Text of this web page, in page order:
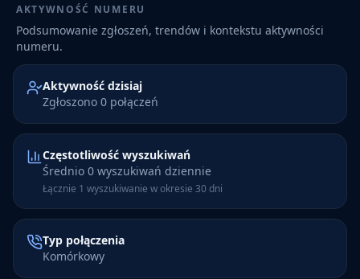
AKTYWNOŚĆ NUMERU
Podsumowanie zgłoszeń, trendów i kontekstu aktywności
numeru.
Aktywność dzisiaj
Zgłoszono 0 połączeń
Częstotliwość wyszukiwań
Średnio 0 wyszukiwań dziennie
Łącznie 1 wyszukiwanie w okresie 30 dni
Typ połączenia
Komórkowy